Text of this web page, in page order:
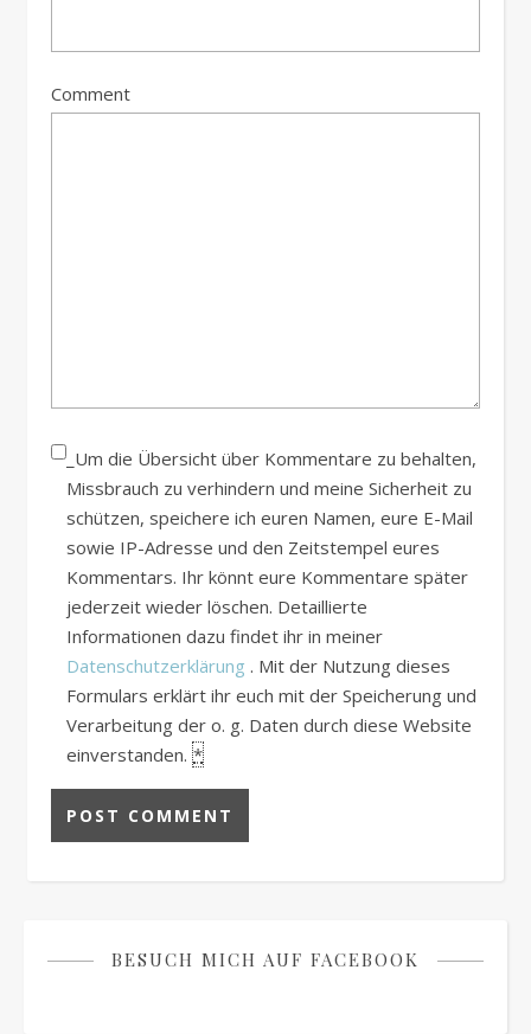
Comment
_Um die Übersicht über Kommentare zu behalten,
Missbrauch zu verhindern und meine Sicherheit zu
schützen, speichere ich euren Namen, eure E-Mail
sowie IP-Adresse und den Zeitstempel eures
Kommentars. Ihr könnt eure Kommentare später
jederzeit wieder löschen. Detaillierte
Informationen dazu findet ihr in meiner
Datenschutzerklärung . Mit der Nutzung dieses
Formulars erklärt ihr euch mit der Speicherung und
Verarbeitung der o. g. Daten durch diese Website
einverstanden. *
BESUCH MICH AUF FACEBOOK